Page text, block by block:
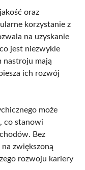
oraz
korzystanie z
na uzyskanie
jest niezwykle
nastroju mają
ich rozwój
może
co stanowi
Bez
zwiększoną
rozwoju kariery